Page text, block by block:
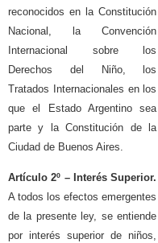
reconocidos en la Constitución
Nacional, la Convención
Internacional sobre los
Derechos del Niño, los
Tratados Internacionales en los
que el Estado Argentino sea
parte y la Constitución de la
Ciudad de Buenos Aires.
Artículo 2º – Interés Superior.
A todos los efectos emergentes
de la presente ley, se entiende
por interés superior de niños,